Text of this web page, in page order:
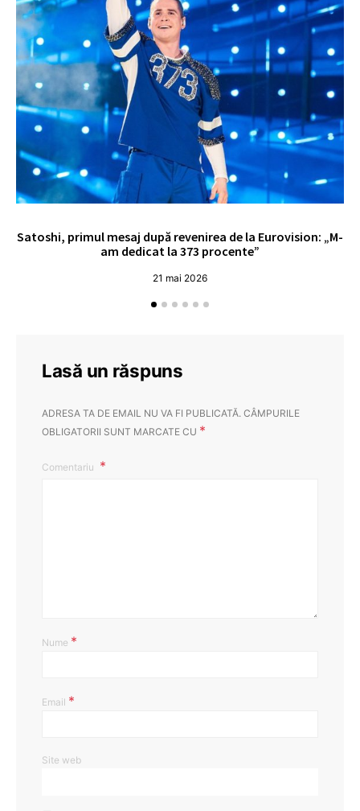
Satoshi, primul mesaj după revenirea de la Eurovision: „M-
am dedicat la 373 procente”
21 mai 2026
Lasă un răspuns
ADRESA TA DE EMAIL NU VA FI PUBLICATĂ. CÂMPURILE
OBLIGATORII SUNT MARCATE CU *
Comentariu
Nume *
Email *
Site web